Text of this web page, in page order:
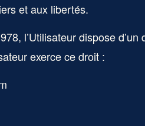
et aux libertés.
l’Utilisateur dispose d’un
exerce ce droit :